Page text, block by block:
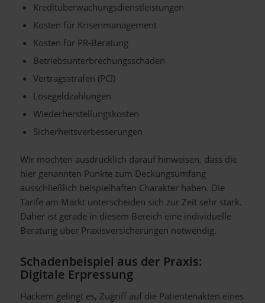
Kreditüberwachungsdienstleistungen
Kosten für Krisenmanagement
Kosten für PR-Beratung
Betriebsunterbrechungsschäden
Vertragsstrafen (PCI)
Lösegeldzahlungen
Wiederherstellungskosten
Sicherheitsverbesserungen
Wir möchten ausdrücklich darauf hinweisen, dass die
hier genannten Punkte zum Deckungsumfang
ausschließlich beispielhaften Charakter haben. Die
Tarife am Markt unterscheiden sich zur Zeit sehr stark.
Daher ist gerade in diesem Bereich eine individuelle
Beratung über Praxisversicherungen notwendig.
Schadenbeispiel aus der Praxis:
Digitale Erpressung
Hackern gelingt es, Zugriff auf die Patientenakten eines